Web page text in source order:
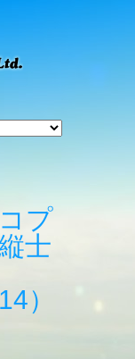
プ
士
）